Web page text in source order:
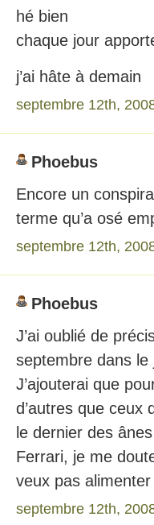
hé bien
chaque jour
j’ai hâte à demain
septembre 12th,
Phoebus
Encore un
terme qu’a osé
septembre 12th,
Phoebus
J’ai oublié de
septembre dans le
J’ajouterai que
d’autres que ceux
le dernier des
Ferrari, je me
veux pas
septembre 12th,